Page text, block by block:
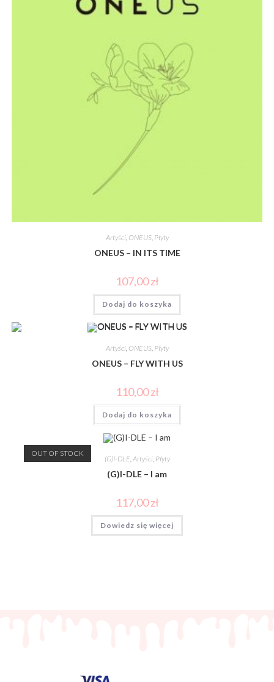
Artyści, ONEUS, Płyty
ONEUS – IN ITS TIME
107,00zł
Dodaj do koszyka
Artyści, ONEUS, Płyty
ONEUS – FLY WITH US
110,00zł
Dodaj do koszyka
OUT OF STOCK
(G)I-DLE, Artyści, Płyty
(G)I-DLE – I am
117,00zł
Dowiedz się więcej